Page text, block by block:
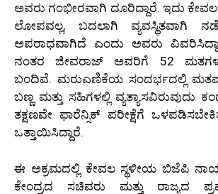
ಅವರು ಗಂಭೀರವಾಗಿ ದೂರಿದ್ದಾರೆ. ಇದು
ಲೋಪವಲ್ಲ, ಬದಲಾಗಿ ವ್ಯವಸ್ಥಿತವಾಗಿ
ಅಪರಾಧವಾಗಿದೆ ಎಂದು ಅವರು
ನಂತರ ಜೀವರಾಜ್ ಅವರಿಗೆ 52
ಬಂದಿವೆ. ಮರುಎಣಿಕೆಯ ಸಂದರ್ಭದಲ್ಲಿ
ಬಣ್ಣ ಮತ್ತು ಸಹಿಗಳಲ್ಲಿ ವ್ಯತ್ಯಾಸವಿರುವುದು
ತಕ್ಷಣವೇ ಫಾರೆನ್ಸಿಕ್ ಪರೀಕ್ಷೆಗೆ
ಒತ್ತಾಯಿಸಿದ್ದಾರೆ.
ಈ ಅಕ್ರಮದಲ್ಲಿ ಕೇವಲ ಸ್ಥಳೀಯ ಬಿಜೆಪಿ
ಕೇಂದ್ರದ ಸಚಿವರು ಮತ್ತು ರಾಜ್ಯದ